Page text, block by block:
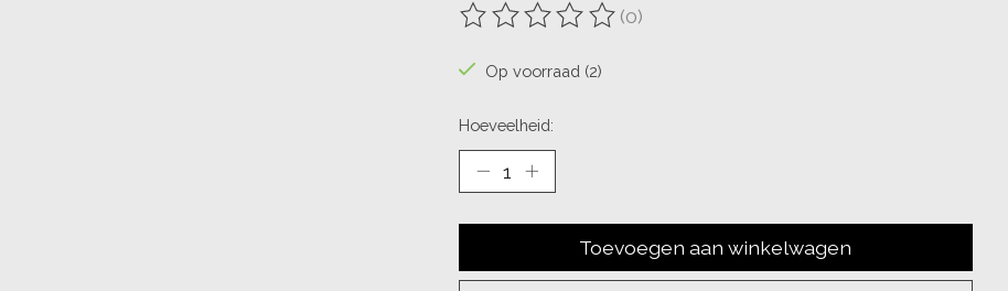
De beoordeling van dit product is
(0)
Op voorraad (2)
Hoeveelheid:
Toevoegen aan winkelwagen